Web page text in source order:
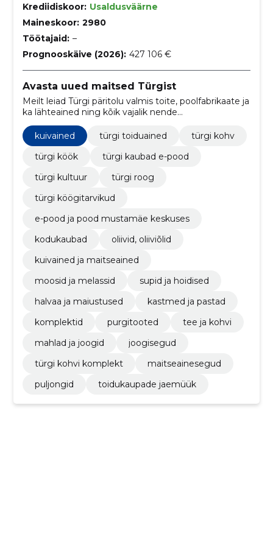
Krediidiskoor: Usaldusväärne
Maineskoor: 2980
Töötajaid: –
Prognooskäive (2026): 427 106 €
Avasta uued maitsed Türgist
Meilt leiad Türgi päritolu valmis toite, poolfabrikaate ja
ka lähteained ning kõik vajalik nende
Keskuses või telli mugavalt e-poest
kuivained türgi toiduained
türgi kohv
türgi köök
türgi kaubad e-pood
türgi kultuur
türgi roog
türgi köögitarvikud
e-pood ja pood mustamäe keskuses
kodukaubad
oliivid, oliiviõlid
kuivained ja maitseained
moosid ja melassid
supid ja hoidised
halvaa ja maiustused
kastmed ja pastad
komplektid
purgitooted
tee ja kohvi
mahlad ja joogid
joogisegud
türgi kohvi komplekt
maitseainesegud
puljongid
toidukaupade jaemüük